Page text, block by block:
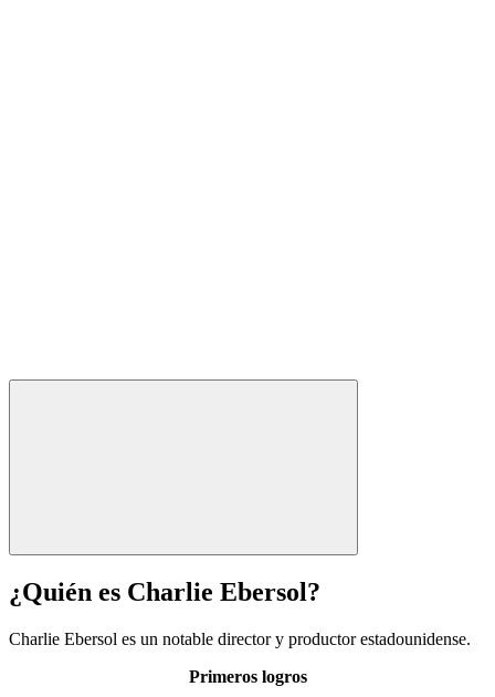
¿Quién es Charlie Ebersol?
Charlie Ebersol es un notable director y productor estadounidense.
Primeros logros